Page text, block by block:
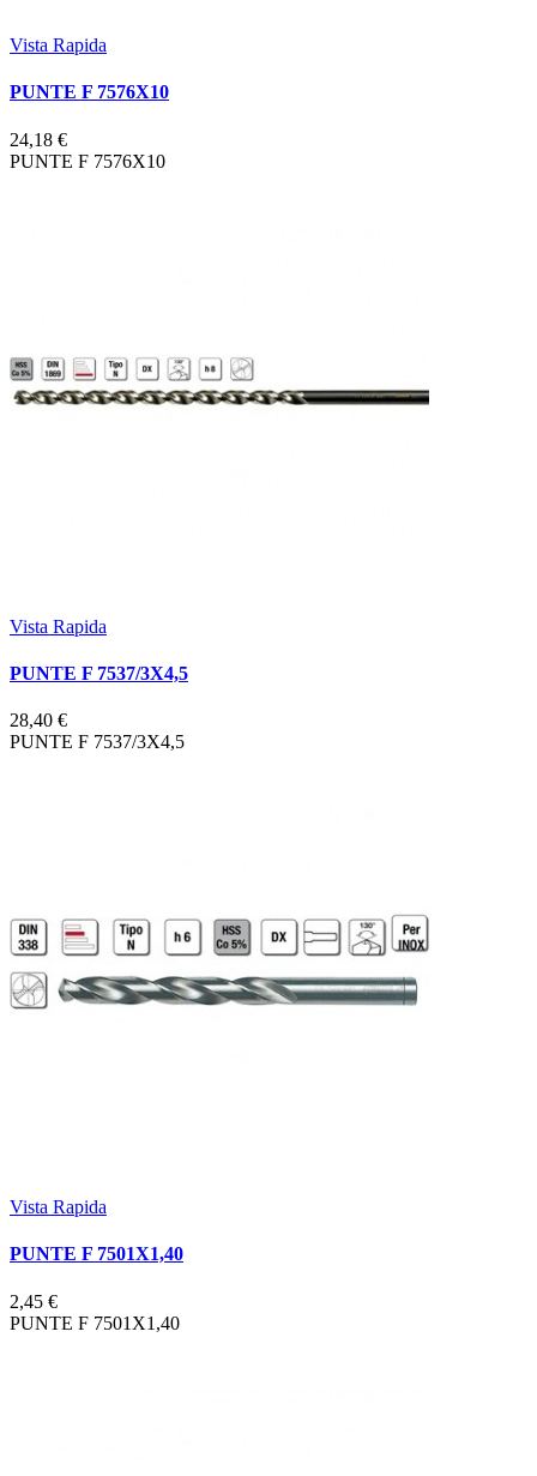
Vista Rapida
PUNTE F 7576X10
24,18 €
PUNTE F 7576X10
Vista Rapida
PUNTE F 7537/3X4,5
28,40 €
PUNTE F 7537/3X4,5
Vista Rapida
PUNTE F 7501X1,40
2,45 €
PUNTE F 7501X1,40